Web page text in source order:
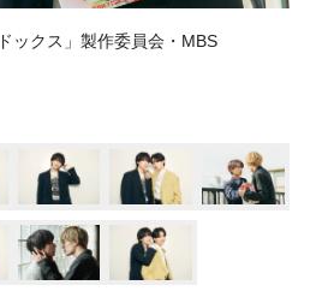
ックス」製作委員会・MBS